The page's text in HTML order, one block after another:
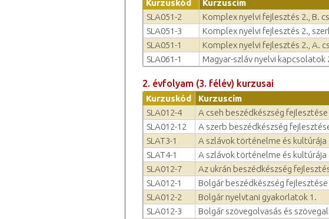
Kurzuskód Kurzuscím
SLA051-2
Komplex nyelvi fejlesztés 2., B.
SLA051-3
Komplex nyelvi fejlesztés 2.,
SLA051-1
Komplex nyelvi fejlesztés 2., A.
SLA061-1
Magyar-szláv nyelvi kapcsolatok
2. évfolyam (3. félév) kurzusai
Kurzuskód Kurzuscím
SLA012-4
A cseh beszédkészség fejlesztése
SLA012-12
A szerb beszédkészség
SLAT3-1
A szlávok történelme és kultúrája
SLAT4-1
A szlávok történelme és kultúrája
SLA012-7
Az ukrán beszédkészség
SLA012-1
Bolgár beszédkészség fejlesztése
SLA012-2
Bolgár nyelvtani gyakorlatok 1.
SLA012-3
Bolgár szövegolvasás és